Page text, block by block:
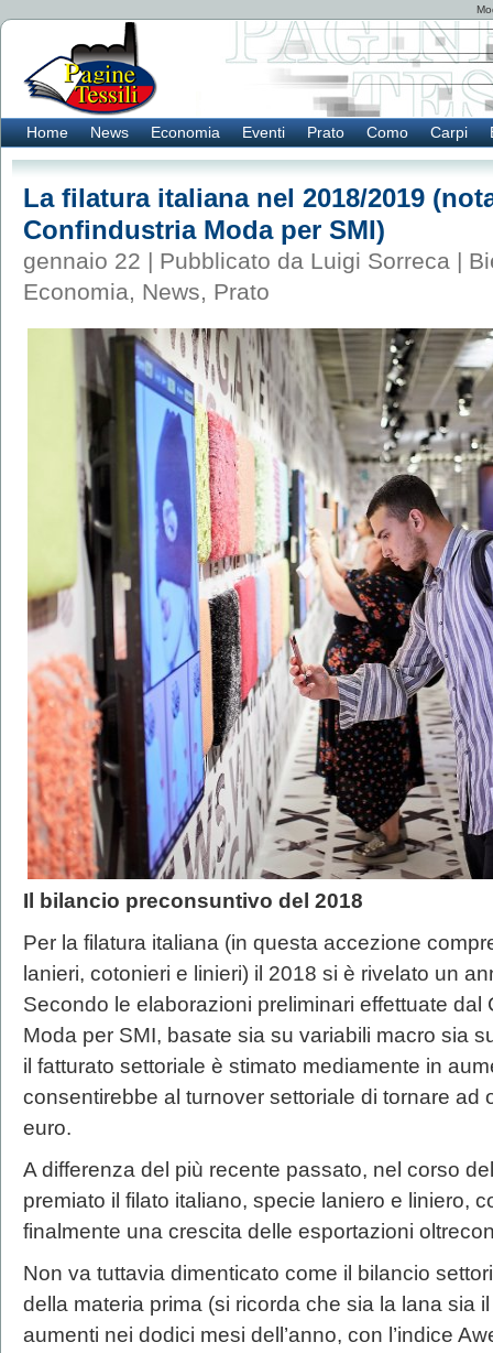
Home News Economia Eventi Prato Como Carpi
La filatura italiana nel 2018/2019
Confindustria Moda per SMI)
gennaio 22 | Pubblicato da Luigi Sorreca |
Economia, News, Prato
Il bilancio preconsuntivo del 2018
Per la filatura italiana (in questa accezione
lanieri, cotonieri e linieri) il 2018 si è rivelato un
Secondo le elaborazioni preliminari effettuate dal
Moda per SMI, basate sia su variabili macro sia
il fatturato settoriale è stimato mediamente in
consentirebbe al turnover settoriale di tornare ad
euro.
A differenza del più recente passato, nel corso
premiato il filato italiano, specie laniero e liniero,
finalmente una crescita delle esportazioni
Non va tuttavia dimenticato come il bilancio
della materia prima (si ricorda che sia la lana sia
aumenti nei dodici mesi dell’anno, con l’indice